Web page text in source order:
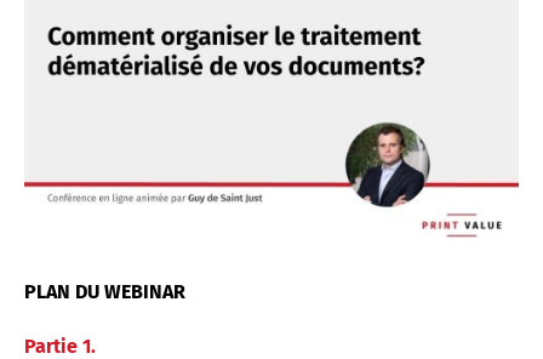
PLAN DU WEBINAR
Partie 1.